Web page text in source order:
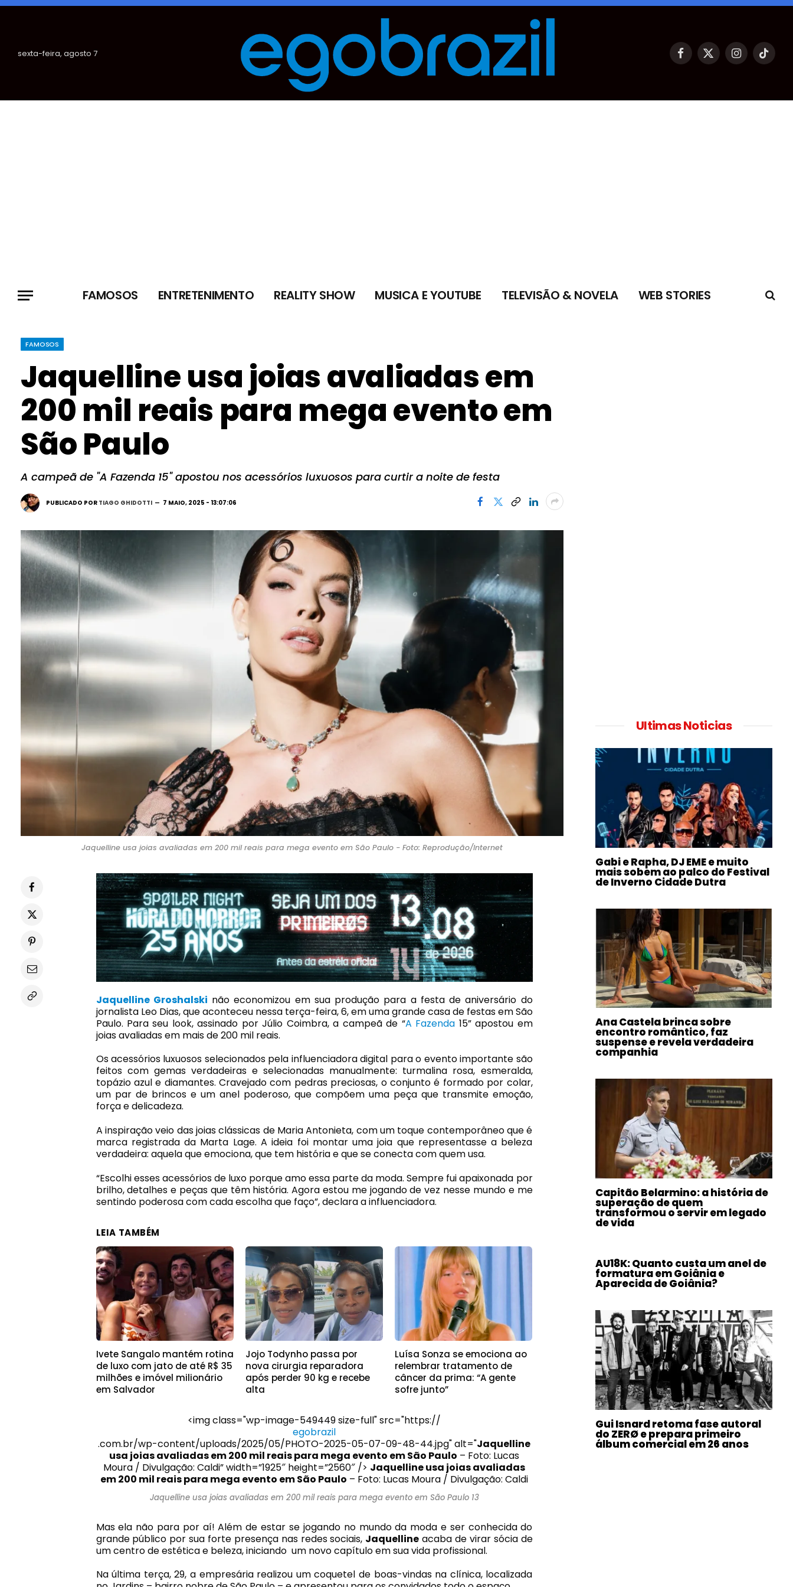
sexta-feira, agosto 7 Facebook
X
Instagram
TikTok
FAMOSOS ENTRETENIMENTO REALITY SHOW MUSICA E YOUTUBE TELEVISÃO & NOVELA WEB STORIES
FAMOSOS
Jaquelline usa joias avaliadas em
200 mil reais para mega evento em
São Paulo
A campeã de "A Fazenda 15" apostou nos acessórios luxuosos para curtir a noite de festa
PUBLICADO POR TIAGO GHIDOTTI 7 MAIO, 2025 - 13:07:06
Jaquelline usa joias avaliadas em 200 mil reais para mega evento em São Paulo - Foto: Reprodução/Internet
Jaquelline Groshalski não economizou em sua produção para a festa de aniversário do
jornalista Leo Dias, que aconteceu nessa terça-feira, 6, em uma grande casa de festas em São
Paulo. Para seu look, assinado por Júlio Coimbra, a campeã de “A Fazenda 15” apostou em
joias avaliadas em mais de 200 mil reais.
Os acessórios luxuosos selecionados pela influenciadora digital para o evento importante são
feitos com gemas verdadeiras e selecionadas manualmente: turmalina rosa, esmeralda,
topázio azul e diamantes. Cravejado com pedras preciosas, o conjunto é formado por colar,
um par de brincos e um anel poderoso, que compõem uma peça que transmite emoção,
força e delicadeza.
A inspiração veio das joias clássicas de Maria Antonieta, com um toque contemporâneo que é
marca registrada da Marta Lage. A ideia foi montar uma joia que representasse a beleza
verdadeira: aquela que emociona, que tem história e que se conecta com quem usa.
“Escolhi esses acessórios de luxo porque amo essa parte da moda. Sempre fui apaixonada por
brilho, detalhes e peças que têm história. Agora estou me jogando de vez nesse mundo e me
sentindo poderosa com cada escolha que faço”, declara a influenciadora.
LEIA TAMBÉM
Ivete Sangalo mantém rotina
de luxo com jato de até R$ 35
milhões e imóvel milionário
em Salvador
Jojo Todynho passa por
nova cirurgia reparadora
após perder 90 kg e recebe
alta
Luísa Sonza se emociona ao
relembrar tratamento de
câncer da prima: “A gente
sofre junto”
<img class="wp-image-549449 size-full" src="https://
egobrazil
.com.br/wp-content/uploads/2025/05/PHOTO-2025-05-07-09-48-44.jpg" alt="Jaquelline
usa joias avaliadas em 200 mil reais para mega evento em São Paulo – Foto: Lucas
Moura / Divulgação: Caldi” width=”1925″ height=”2560″ /> Jaquelline usa joias avaliadas
em 200 mil reais para mega evento em São Paulo – Foto: Lucas Moura / Divulgação: Caldi
Jaquelline usa joias avaliadas em 200 mil reais para mega evento em São Paulo 13
Mas ela não para por aí! Além de estar se jogando no mundo da moda e ser conhecida do
grande público por sua forte presença nas redes sociais, Jaquelline acaba de virar sócia de
um centro de estética e beleza, iniciando um novo capítulo em sua vida profissional.
Na última terça, 29, a empresária realizou um coquetel de boas-vindas na clínica, localizada
Ultimas Noticias
Gabi e Rapha, DJ EME e muito
mais sobem ao palco do Festival
de Inverno Cidade Dutra
Ana Castela brinca sobre
encontro romântico, faz
suspense e revela verdadeira
companhia
Capitão Belarmino: a história de
superação de quem
transformou o servir em legado
de vida
AU18K: Quanto custa um anel de
formatura em Goiânia e
Aparecida de Goiânia?
Gui Isnard retoma fase autoral
do ZERØ e prepara primeiro
álbum comercial em 26 anos